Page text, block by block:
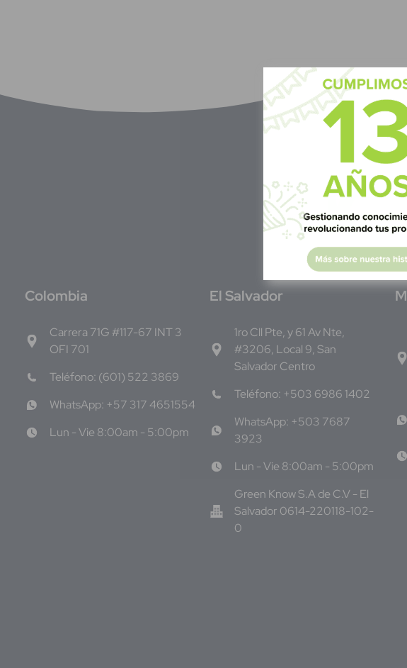
Colombia
Carrera 71G #117-67 INT 3
OFI 701
Teléfono: (601) 522 3869
WhatsApp: +57 317 4651554
Lun - Vie 8:00am - 5:00pm
El Salvador
1ro Cll Pte, y 61 Av Nte,
#3206, Local 9, San
Salvador Centro
Teléfono: +503 6986 1402
WhatsApp: +503 7687
3923
Lun - Vie 8:00am - 5:00pm
Green Know S.A de C.V - El
Salvador 0614-220118-102-
0
M